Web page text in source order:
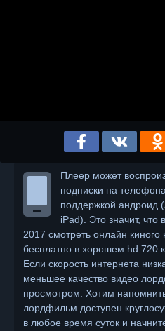
Плеер может
подписки на
поддержкой андроид
iPad). Это значит, что
2017 смотреть онлайн
бесплатно в хорошем hd 720
Если скорость интернета
меньшее качество видео
просмотром. Хотим
лордфильм доступен
в любое время суток и